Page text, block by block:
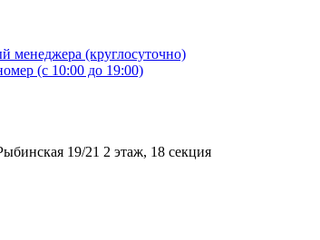
менеджера (круглосуточно)
(с 10:00 до 19:00)
19/21 2 этаж, 18 секция